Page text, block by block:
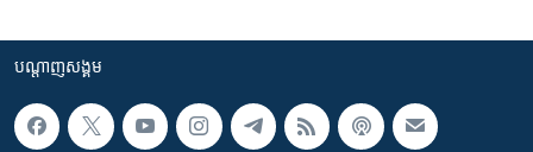
បណ្តាញ​សង្គម